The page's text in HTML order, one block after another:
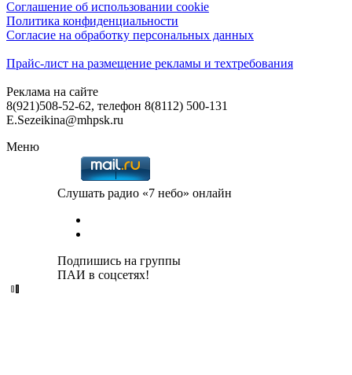
Соглашение об использовании cookie
Политика конфиденциальности
Согласие на обработку персональных данных
Прайс-лист на размещение рекламы и техтребования
Реклама на сайте
8(921)508-52-62, телефон 8(8112) 500-131
E.Sezeikina@mhpsk.ru
Меню
Слушать радио «7 небо» онлайн
Подпишись на группы
ПАИ в соцсетях!